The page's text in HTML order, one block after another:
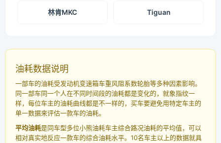
林肯MKC Tiguan
油耗数据说明
一部车的油耗受发动机变速箱车重风阻系数轮胎等多种因素影响。
同一部车同一个人在不同时间段的油耗都是变化的，就象指纹一
样，每位车主的油耗曲线都是不一样的，买车要避免用特定车主的
单一数据来评估一款车的油耗。
平均油耗是同车型多位小熊油耗车主综合路况油耗的平均值，可以
相对真实地反应一款车的综合油耗水平。10名车主以上的数据就具